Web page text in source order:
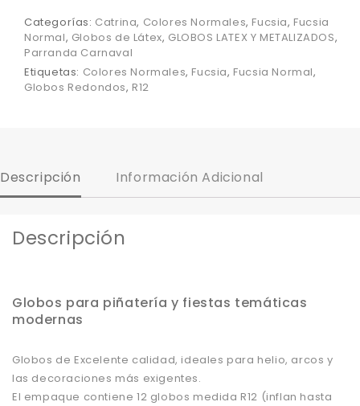
Categorías: Catrina, Colores Normales, Fucsia, Fucsia
Normal, Globos de Látex, GLOBOS LATEX Y METALIZADOS,
Parranda Carnaval
Etiquetas: Colores Normales, Fucsia, Fucsia Normal,
Globos Redondos, R12
Descripción Información Adicional
Descripción
Globos para piñatería y fiestas temáticas
modernas
Globos de Excelente calidad, ideales para helio, arcos y
las decoraciones más exigentes.
El empaque contiene 12 globos medida R12 (inflan hasta